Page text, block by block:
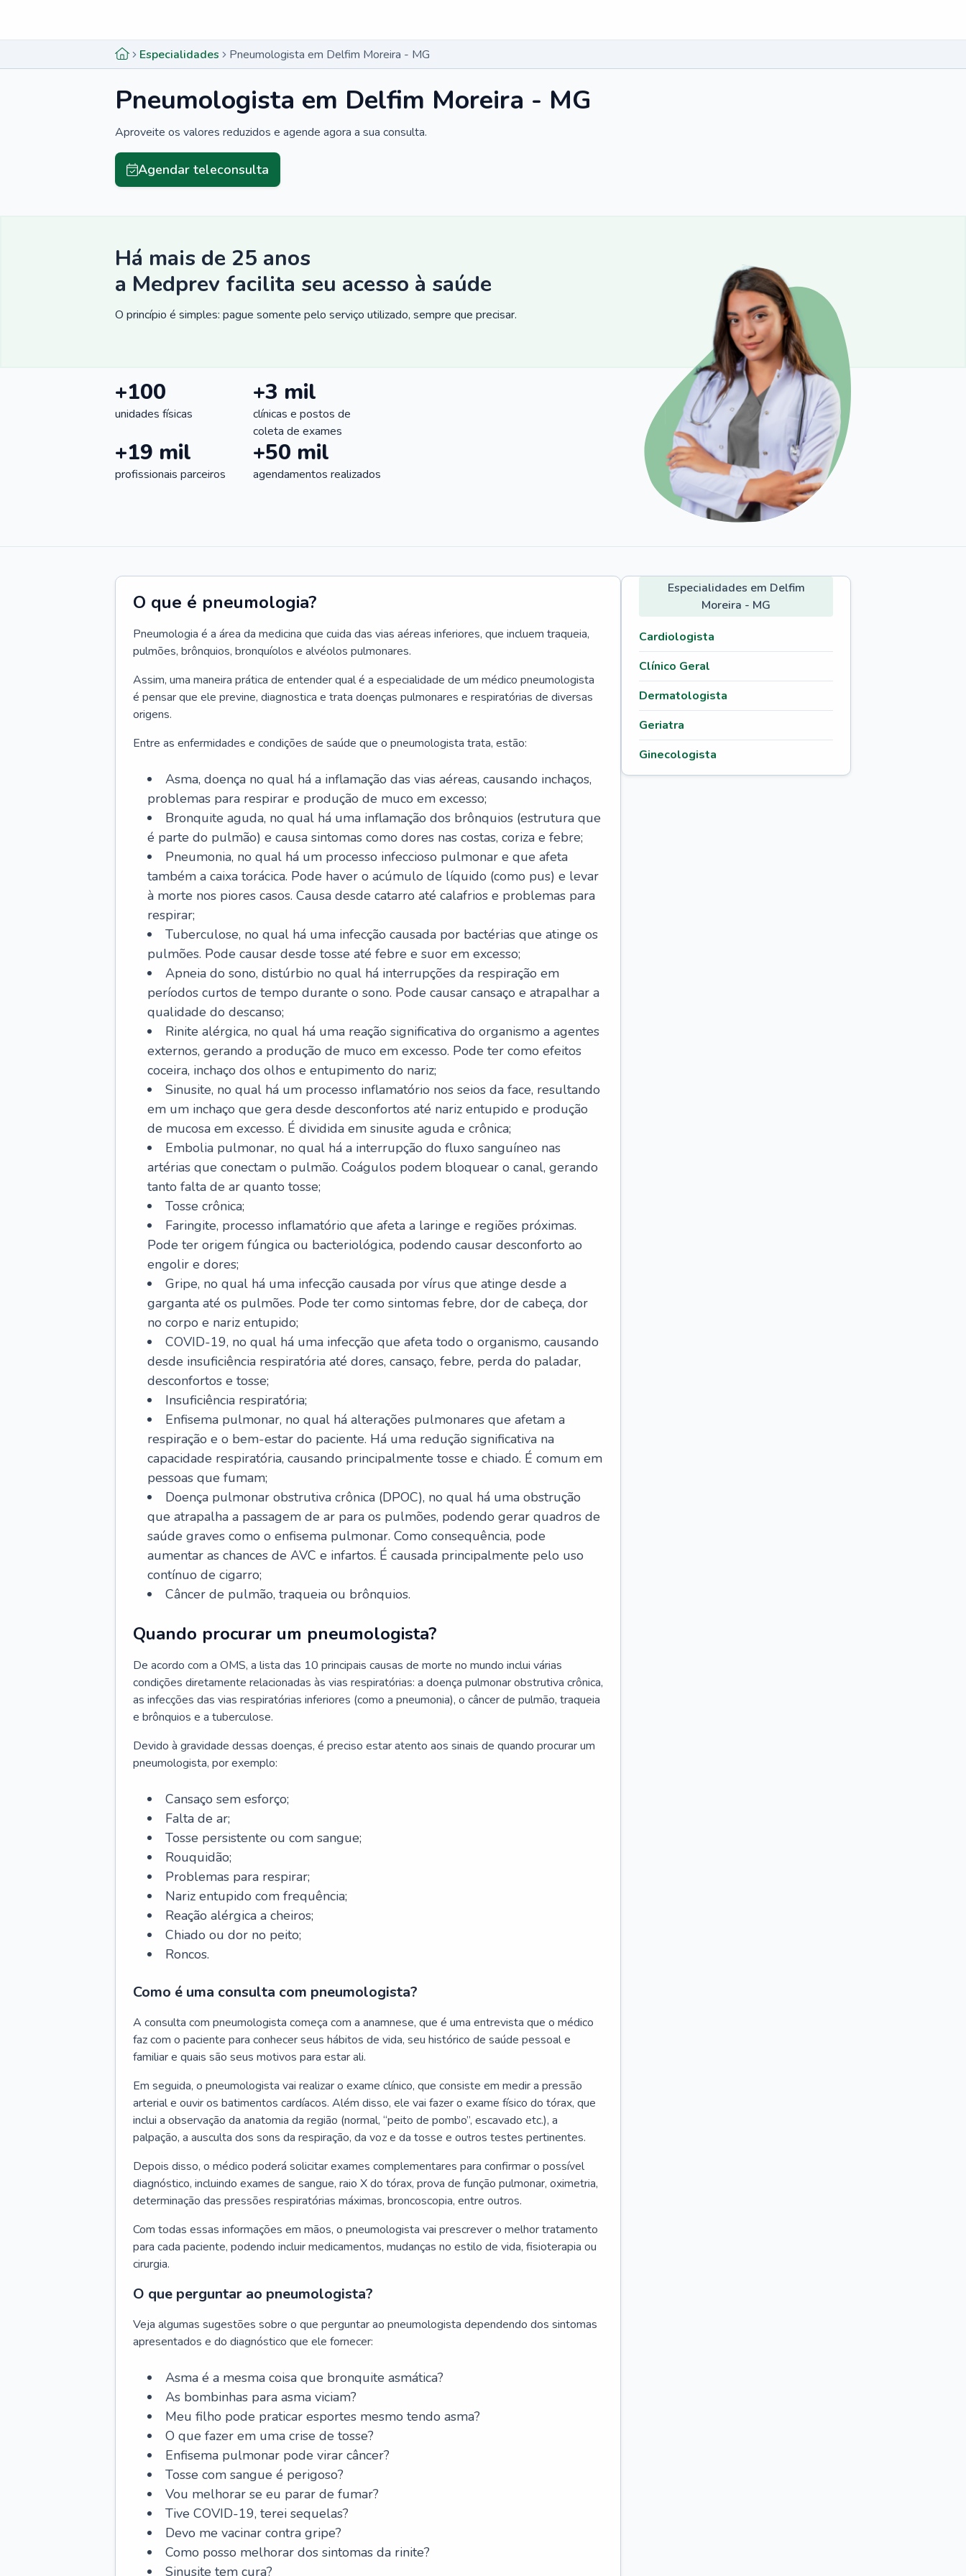
Especialidades Pneumologista em Delfim Moreira - MG
Pneumologista em Delfim Moreira - MG
Aproveite os valores reduzidos e agende agora a sua consulta.
Agendar teleconsulta
Há mais de 25 anos
a Medprev facilita seu acesso à saúde
O princípio é simples: pague somente pelo serviço utilizado, sempre que precisar.
+100
unidades físicas
+3 mil
clínicas e postos de
coleta de exames
+19 mil
profissionais parceiros
+50 mil
agendamentos realizados
O que é pneumologia?
Pneumologia é a área da medicina que cuida das vias aéreas inferiores, que incluem traqueia,
pulmões, brônquios, bronquíolos e alvéolos pulmonares.
Assim, uma maneira prática de entender qual é a especialidade de um médico pneumologista
é pensar que ele previne, diagnostica e trata doenças pulmonares e respiratórias de diversas
origens.
Entre as enfermidades e condições de saúde que o pneumologista trata, estão:
Asma, doença no qual há a inflamação das vias aéreas, causando inchaços,
problemas para respirar e produção de muco em excesso;
Bronquite aguda, no qual há uma inflamação dos brônquios (estrutura que
é parte do pulmão) e causa sintomas como dores nas costas, coriza e febre;
Pneumonia, no qual há um processo infeccioso pulmonar e que afeta
também a caixa torácica. Pode haver o acúmulo de líquido (como pus) e levar
à morte nos piores casos. Causa desde catarro até calafrios e problemas para
respirar;
Tuberculose, no qual há uma infecção causada por bactérias que atinge os
pulmões. Pode causar desde tosse até febre e suor em excesso;
Apneia do sono, distúrbio no qual há interrupções da respiração em
períodos curtos de tempo durante o sono. Pode causar cansaço e atrapalhar a
qualidade do descanso;
Rinite alérgica, no qual há uma reação significativa do organismo a agentes
externos, gerando a produção de muco em excesso. Pode ter como efeitos
coceira, inchaço dos olhos e entupimento do nariz;
Sinusite, no qual há um processo inflamatório nos seios da face, resultando
em um inchaço que gera desde desconfortos até nariz entupido e produção
de mucosa em excesso. É dividida em sinusite aguda e crônica;
Embolia pulmonar, no qual há a interrupção do fluxo sanguíneo nas
artérias que conectam o pulmão. Coágulos podem bloquear o canal, gerando
tanto falta de ar quanto tosse;
Tosse crônica;
Faringite, processo inflamatório que afeta a laringe e regiões próximas.
Pode ter origem fúngica ou bacteriológica, podendo causar desconforto ao
engolir e dores;
Gripe, no qual há uma infecção causada por vírus que atinge desde a
garganta até os pulmões. Pode ter como sintomas febre, dor de cabeça, dor
no corpo e nariz entupido;
COVID-19, no qual há uma infecção que afeta todo o organismo, causando
desde insuficiência respiratória até dores, cansaço, febre, perda do paladar,
desconfortos e tosse;
Insuficiência respiratória;
Enfisema pulmonar, no qual há alterações pulmonares que afetam a
respiração e o bem-estar do paciente. Há uma redução significativa na
capacidade respiratória, causando principalmente tosse e chiado. É comum em
pessoas que fumam;
Doença pulmonar obstrutiva crônica (DPOC), no qual há uma obstrução
que atrapalha a passagem de ar para os pulmões, podendo gerar quadros de
saúde graves como o enfisema pulmonar. Como consequência, pode
aumentar as chances de AVC e infartos. É causada principalmente pelo uso
contínuo de cigarro;
Câncer de pulmão, traqueia ou brônquios.
Quando procurar um pneumologista?
De acordo com a OMS, a lista das 10 principais causas de morte no mundo inclui várias
condições diretamente relacionadas às vias respiratórias: a doença pulmonar obstrutiva crônica,
as infecções das vias respiratórias inferiores (como a pneumonia), o câncer de pulmão, traqueia
e brônquios e a tuberculose.
Devido à gravidade dessas doenças, é preciso estar atento aos sinais de quando procurar um
pneumologista, por exemplo:
Cansaço sem esforço;
Falta de ar;
Tosse persistente ou com sangue;
Rouquidão;
Problemas para respirar;
Nariz entupido com frequência;
Reação alérgica a cheiros;
Chiado ou dor no peito;
Roncos.
Como é uma consulta com pneumologista?
A consulta com pneumologista começa com a anamnese, que é uma entrevista que o médico
faz com o paciente para conhecer seus hábitos de vida, seu histórico de saúde pessoal e
familiar e quais são seus motivos para estar ali.
Em seguida, o pneumologista vai realizar o exame clínico, que consiste em medir a pressão
arterial e ouvir os batimentos cardíacos. Além disso, ele vai fazer o exame físico do tórax, que
inclui a observação da anatomia da região (normal, “peito de pombo”, escavado etc.), a
palpação, a ausculta dos sons da respiração, da voz e da tosse e outros testes pertinentes.
Depois disso, o médico poderá solicitar exames complementares para confirmar o possível
diagnóstico, incluindo exames de sangue, raio X do tórax, prova de função pulmonar, oximetria,
determinação das pressões respiratórias máximas, broncoscopia, entre outros.
Com todas essas informações em mãos, o pneumologista vai prescrever o melhor tratamento
para cada paciente, podendo incluir medicamentos, mudanças no estilo de vida, fisioterapia ou
cirurgia.
O que perguntar ao pneumologista?
Veja algumas sugestões sobre o que perguntar ao pneumologista dependendo dos sintomas
apresentados e do diagnóstico que ele fornecer:
Asma é a mesma coisa que bronquite asmática?
As bombinhas para asma viciam?
Meu filho pode praticar esportes mesmo tendo asma?
O que fazer em uma crise de tosse?
Enfisema pulmonar pode virar câncer?
Tosse com sangue é perigoso?
Vou melhorar se eu parar de fumar?
Tive COVID-19, terei sequelas?
Devo me vacinar contra gripe?
Como posso melhorar dos sintomas da rinite?
Sinusite tem cura?
Especialidades em Delfim
Moreira - MG
Cardiologista
Clínico Geral
Dermatologista
Geriatra
Ginecologista